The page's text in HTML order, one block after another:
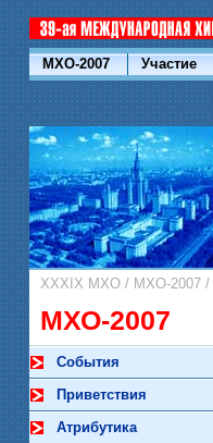
МХО-2007 Участие
XXXIX МХО/ МХО-2007/
МХО-2007
События
Приветствия
Атрибутика